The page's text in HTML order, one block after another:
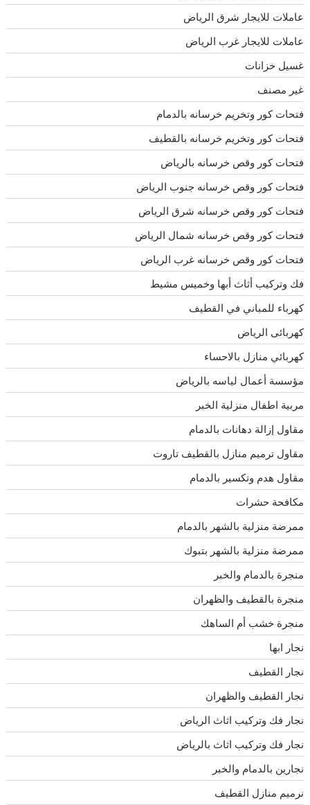
عاملات للايجار شرق الرياض
عاملات للايجار غرب الرياض
غسيل خزانات
غير مصنف
فتحات كور وتخريم خرسانه بالدمام
فتحات كور وتخريم خرسانه بالقطيف
فتحات كور وقص خرسانه بالرياض
فتحات كور وقص خرسانه جنوب الرياض
فتحات كور وقص خرسانه شرق الرياض
فتحات كور وقص خرسانه شمال الرياض
فتحات كور وقص خرسانه غرب الرياض
فك وتركيب أثاث أبها وخميس مشيط
كهرباء للمباني في القطيف
كهربائى الرياض
كهربائي منازل بالاحساء
مؤسسة أعمال لياسه بالرياض
مربية اطفال منزلية الخبر
مقاول إزالة دهانات بالدمام
مقاول ترميم منازل بالقطيف تاروت
مقاول هدم وتكسير بالدمام
مكافحة حشرات
ممرضة منزلية بالشهر بالدمام
ممرضة منزلية بالشهر بتبوك
منجرة بالدمام والخبر
منجرة بالقطيف والظهران
منجرة خشب أم الساهك
نجار ابها
نجار القطيف
نجار القطيف والظهران
نجار فك وتركيب اثاث الرياض
نجار فك وتركيب اثاث بالرياض
نجارين بالدمام والخبر
نرميم منازل القطيف